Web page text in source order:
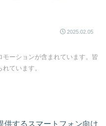
2025.02.05
ーションが含まれています。皆
ています。
供するスマートフォン向け